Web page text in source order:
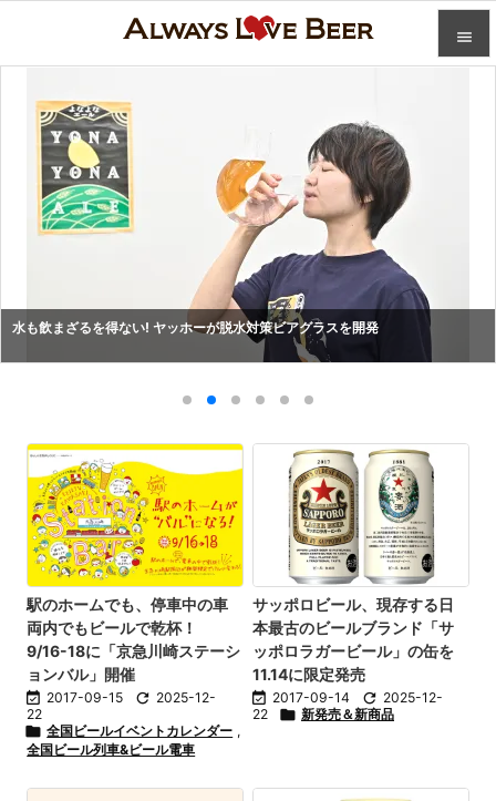

水も飲まざるを得ない! ヤッホーが脱水対策ビアグラスを開発
駅のホームでも、停車中の車
両内でもビールで乾杯！
9/16-18に「京急川崎ステーシ
ョンバル」開催
 2017-09-15  2025-12-
22
 全国ビールイベントカレンダー ,
全国ビール列車&ビール電車
サッポロビール、現存する日
本最古のビールブランド「サ
ッポロラガービール」の缶を
11.14に限定発売
 2017-09-14  2025-12-
22
 新発売＆新商品